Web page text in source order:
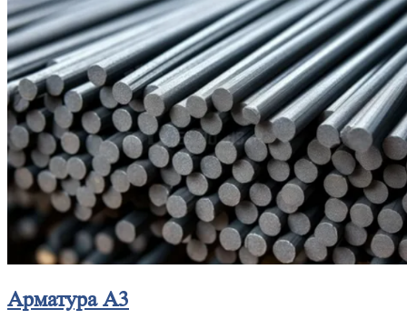
Арматура А3